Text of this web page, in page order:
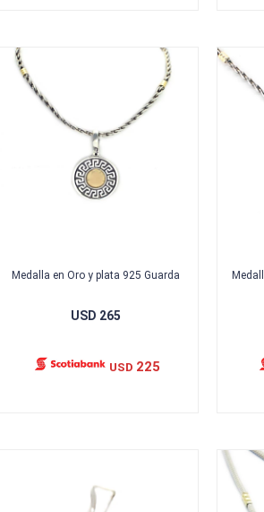
Medalla en Oro y plata 925 Guarda
USD 265
USD 225